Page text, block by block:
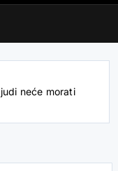
neće morati